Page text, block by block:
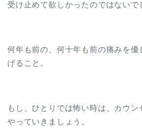
受け止めて欲しかったのではないで
何年も前の、何十年も前の痛みを優
げること。
もし、ひとりでは怖い時は、カウン
やっていきましょう。